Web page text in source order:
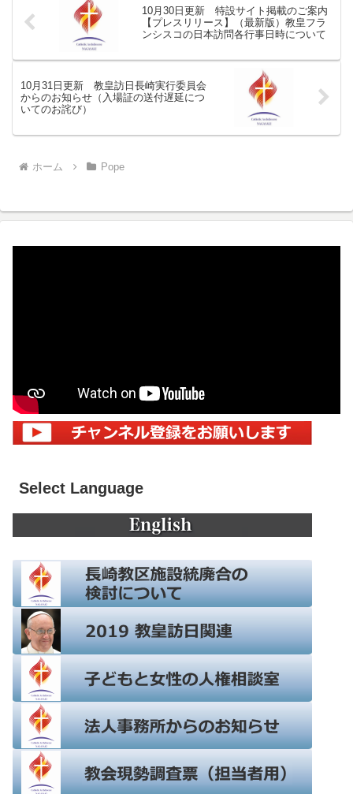
10月30日更新 特設サイト掲載のご案内
【プレスリリース】（最新版）教皇フラ
ンシスコの日本訪問各行事日時について
10月31日更新 教皇訪日長崎実行委員会
からのお知らせ（入場証の送付遅延につ
いてのお詫び）
ホーム Pope
Select Language